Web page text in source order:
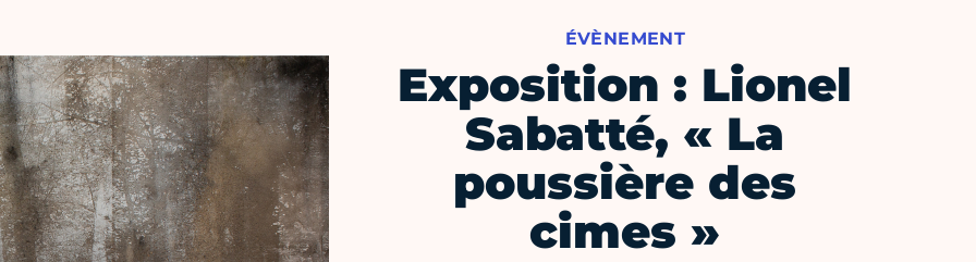
ÉVÈNEMENT
Exposition : Lionel
Sabatté, « La
poussière des
cimes »